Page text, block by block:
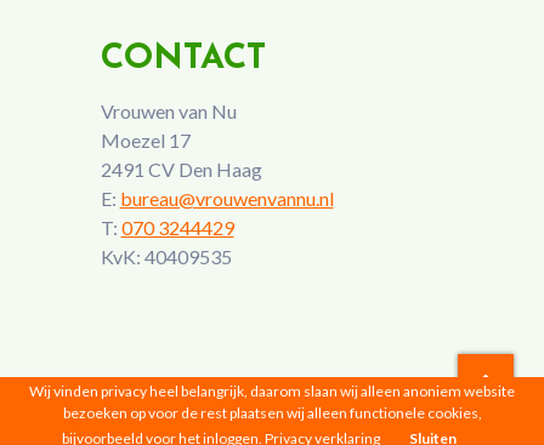
CONTACT
Vrouwen van Nu
Moezel 17
2491 CV Den Haag
E: bureau@vrouwenvannu.nl
T: 070 3244429
KvK: 40409535
Vrouwen van Nu © 2026 |Privacyverklaring
Wij vinden privacy heel belangrijk, daarom slaan wij alleen anoniem website
bezoeken op voor de rest plaatsen wij alleen functionele cookies,
bijvoorbeeld voor het inloggen. Privacy verklaring Sluiten